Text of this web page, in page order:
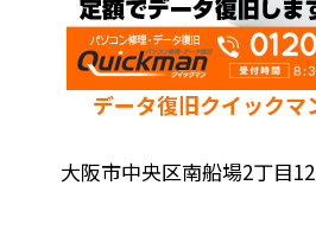
データ復旧クイックマ
大阪市中央区南船場2丁目